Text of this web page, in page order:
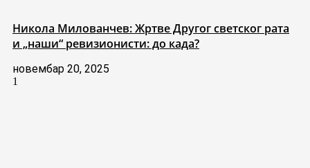
Никола Милованчев: Жртве Другог светског рата
и „наши“ ревизионисти: до када?
новембар 20, 2025